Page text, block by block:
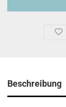
Beschreibung